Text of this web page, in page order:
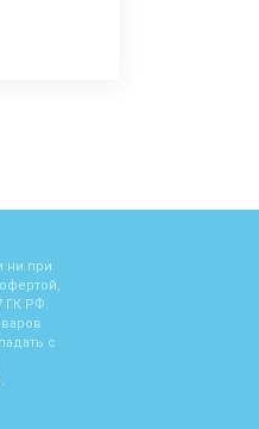
ни при
ГК РФ.
с